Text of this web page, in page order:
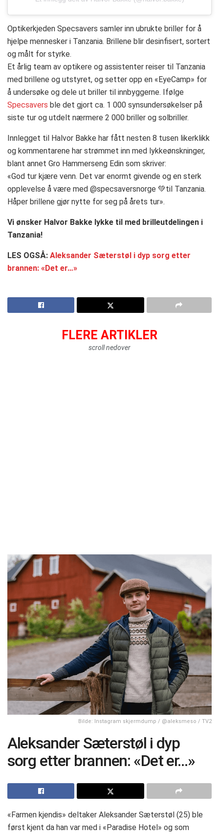
Optikerkjeden Specsavers samler inn ubrukte briller for å
hjelpe mennesker i Tanzania. Brillene blir desinfisert, sortert
og målt for styrke.
Et årlig team av optikere og assistenter reiser til Tanzania
med brillene og utstyret, og setter opp en «EyeCamp» for
å undersøke og dele ut briller til innbyggerne. Ifølge
Specsavers ble det gjort ca. 1 000 synsundersøkelser på
siste tur og utdelt nærmere 2 000 briller og solbriller.
Innlegget til Halvor Bakke har fått nesten 8 tusen likerklikk
og kommentarene har strømmet inn med lykkeønskninger,
blant annet Gro Hammerseng Edin som skriver:
«God tur kjære venn. Det var enormt givende og en sterk
opplevelse å være med @specsaversnorge 💚til Tanzania.
Håper brillene gjør nytte for seg på årets tur».
Vi ønsker Halvor Bakke lykke til med brilleutdelingen i
Tanzania!
LES OGSÅ: Aleksander Sæterstøl i dyp sorg etter
brannen: «Det er…»
FLERE ARTIKLER
scroll nedover
Bilde: Instagram skjermdump / @aleksmeso / TV2
Aleksander Sæterstøl i dyp
sorg etter brannen: «Det er…»
«Farmen kjendis» deltaker Aleksander Sæterstøl (25) ble
først kjent da han var med i «Paradise Hotel» og som